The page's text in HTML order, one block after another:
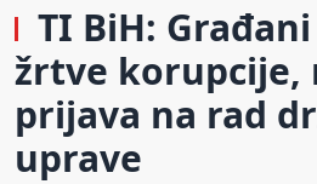
TI BiH:
žrtve korupcije,
prijava na rad
uprave